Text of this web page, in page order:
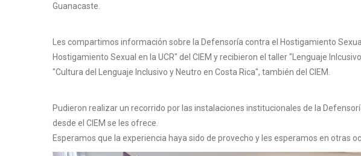
Guanacaste.
Les compartimos información sobre la Defensoría contra el Hostigamiento
Hostigamiento Sexual en la UCR" del CIEM y recibieron el taller "Lenguaje
"Cultura del Lenguaje Inclusivo y Neutro en Costa Rica", también del CIEM.
Pudieron realizar un recorrido por las instalaciones institucionales de la
desde el CIEM se les ofrece.
Esperamos que la experiencia haya sido de provecho y les esperamos en otras